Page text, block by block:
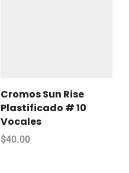
Cromos Sun Rise
Plastificado # 10
Vocales
$40.00